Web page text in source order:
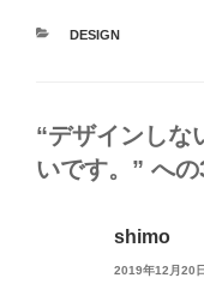
カ
DESIGN
“デザインしな
いです。” へ
shimo
2019年12月20